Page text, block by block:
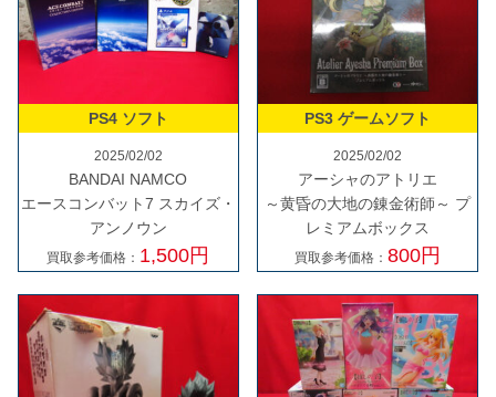
PS4 ソフト
2025/02/02
BANDAI NAMCO
エースコンバット7 スカイズ・
アンノウン
買取参考価格： 1,500円
PS3 ゲームソフト
2025/02/02
アーシャのアトリエ
～黄昏の大地の錬金術師～ プ
レミアムボックス
買取参考価格：800円